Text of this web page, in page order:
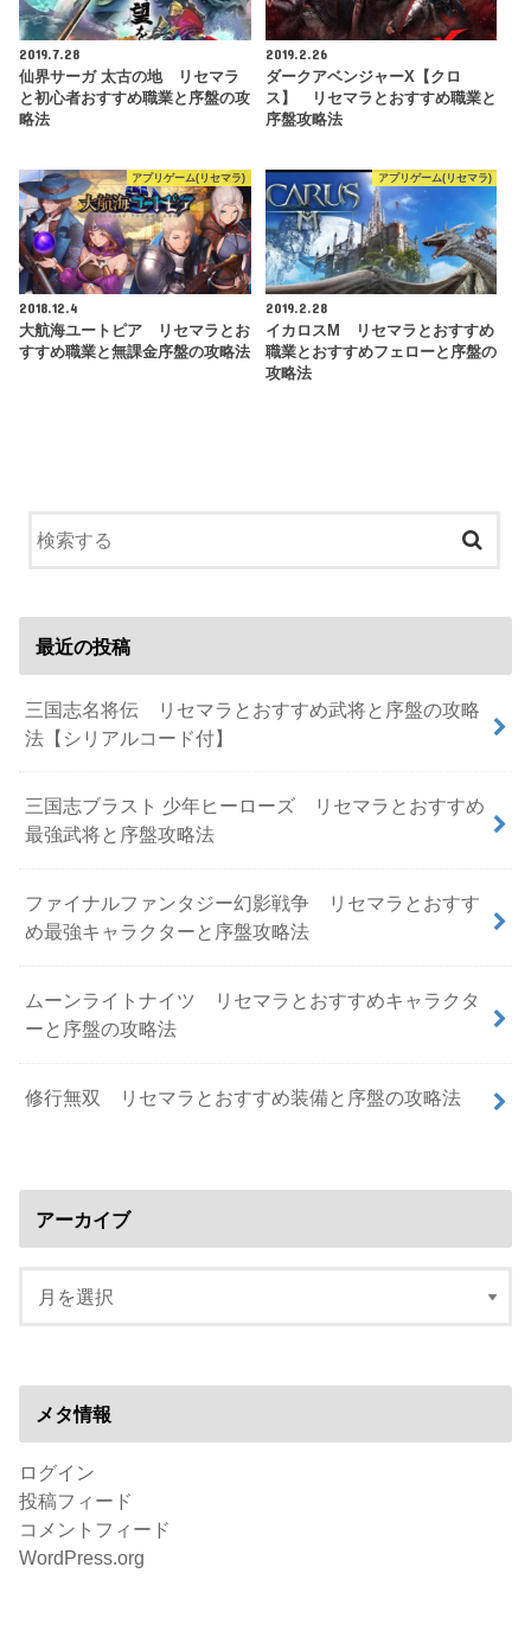
2019.7.28
仙界サーガ 太古の地 リセマラ
と初心者おすすめ職業と序盤の攻
略法
2019.2.26
ダークアベンジャーX【クロ
ス】 リセマラとおすすめ職業と
序盤攻略法
アプリゲーム(リセマラ)
2018.12.4
大航海ユートピア リセマラとお
すすめ職業と無課金序盤の攻略法
アプリゲーム(リセマラ)
2019.2.28
イカロスM リセマラとおすすめ
職業とおすすめフェローと序盤の
攻略法
最近の投稿
三国志名将伝 リセマラとおすすめ武将と序盤の攻略
法【シリアルコード付】
三国志ブラスト 少年ヒーローズ リセマラとおすすめ
最強武将と序盤攻略法
ファイナルファンタジー幻影戦争 リセマラとおすす
め最強キャラクターと序盤攻略法
ムーンライトナイツ リセマラとおすすめキャラクタ
ーと序盤の攻略法
修行無双 リセマラとおすすめ装備と序盤の攻略法
アーカイブ
メタ情報
ログイン
投稿フィード
コメントフィード
WordPress.org